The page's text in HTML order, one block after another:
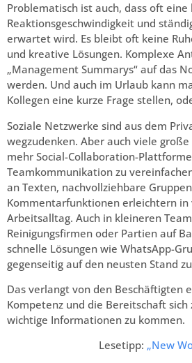
Problematisch ist auch, dass oft eine
Reaktionsgeschwindigkeit und
erwartet wird. Es bleibt oft keine
und kreative Lösungen. Komplexe
„Management Summarys“ auf das
werden. Und auch im Urlaub kann
Kollegen eine kurze Frage stellen,
Soziale Netzwerke sind aus dem
wegzudenken. Aber auch viele
mehr Social-Collaboration-
Teamkommunikation zu
an Texten, nachvollziehbare
Kommentarfunktionen erleichtern in
Arbeitsalltag. Auch in kleineren
Reinigungsfirmen oder Partien auf
schnelle Lösungen wie WhatsApp-
gegenseitig auf den neusten Stand
Das verlangt von den Beschäftigten
Kompetenz und die Bereitschaft
wichtige Informationen zu kommen.
Lesetipp: „New